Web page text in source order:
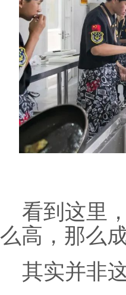
看到这里
么高，那么
其实并非